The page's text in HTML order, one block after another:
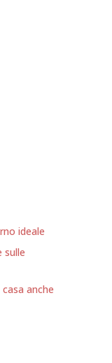
ideale
sulle
anche